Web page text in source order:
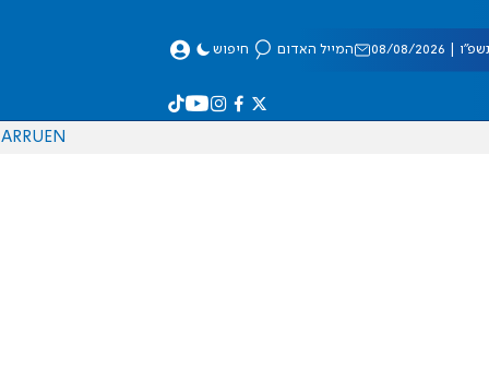
08/2026 המייל האדום חיפוש
EN
RU
AR